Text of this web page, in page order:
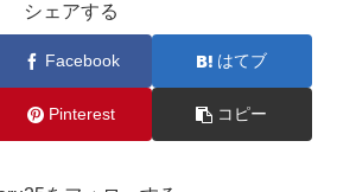
シェアする
Facebook はてブ
Pinterest コピー